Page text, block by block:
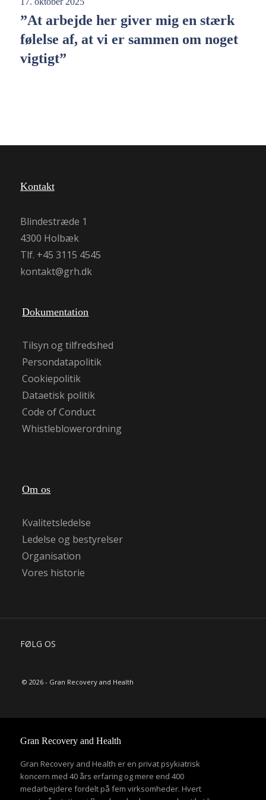
”At arbejde her giver mig en stærk
følelse af, at vi er sammen om noget
vigtigt”
Kontakt
Blindestræde 1
4300 Holbæk
Tlf. +45 3115 4545
kontakt@grh.dk
Dokumentation
Tilsyn og tilfredshed
Persondatapolitik
Cookiepolitik
Dataetisk politik
Code of Conduct
Whistleblowerordning
Om os
Kvalitetsledelse
Ledelse og bestyrelser
Organisation
Vores historie
FØLG OS
© 2026 - Gran Recovery and Health
Gran Recovery and Health
Gran Recovery and Health er en privat psykiatrisk
koncern med 40 års erfaring og mere end 400
medarbejdere fordelt på fem virksomheder. Hvert